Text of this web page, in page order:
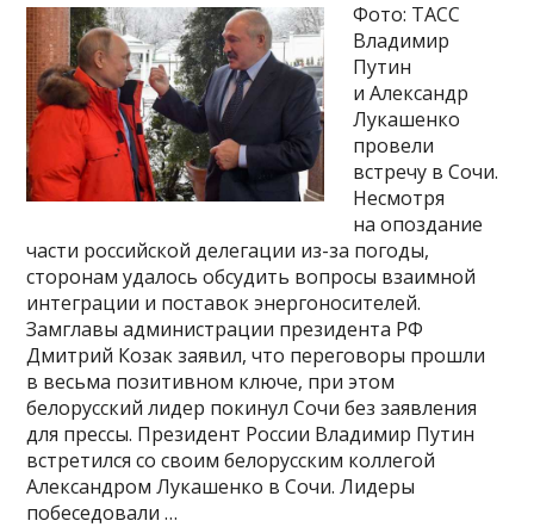
Фото: ТАСС
Владимир
Путин
и Александр
Лукашенко
провели
встречу в Сочи.
Несмотря
на опоздание
части российской делегации из-за погоды,
сторонам удалось обсудить вопросы взаимной
интеграции и поставок энергоносителей.
Замглавы администрации президента РФ
Дмитрий Козак заявил, что переговоры прошли
в весьма позитивном ключе, при этом
белорусский лидер покинул Сочи без заявления
для прессы. Президент России Владимир Путин
встретился со своим белорусским коллегой
Александром Лукашенко в Сочи. Лидеры
побеседовали …